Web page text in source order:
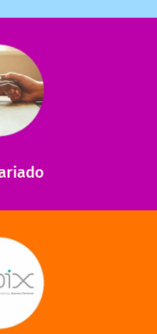
em contato conosco e
ajudar.
muito importantes para
em funcionamento!